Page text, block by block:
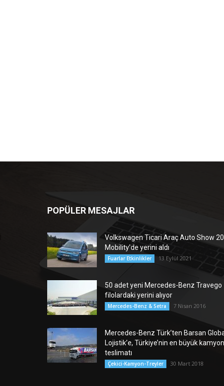
POPÜLER MESAJLAR
Volkswagen Ticari Araç Auto Show
Mobility’de yerini aldı
Fuarlar Etkinlikler 13 Eylül 2021
50 adet yeni Mercedes-Benz Travego
filolardaki yerini alıyor
Mercedes-Benz & Setra 7 Nisan 2016
Mercedes-Benz Türk’ten Barsan
Lojistik’e, Türkiye’nin en büyük kamyon
teslimatı
Çekici-Kamyon-Treyler 30 Mart 2018